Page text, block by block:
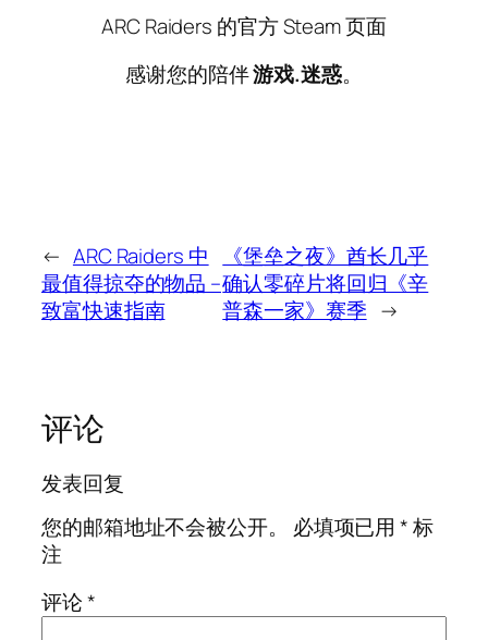
ARC Raiders 的官方 Steam 页面
感谢您的陪伴游戏.迷惑。
← ARC Raiders 中
最值得掠夺的物品 –
致富快速指南
《堡垒之夜》酋长几乎
确认零碎片将回归《辛
普森一家》赛季 →
评论
发表回复
您的邮箱地址不会被公开。
必填项已用*标
注
评论*